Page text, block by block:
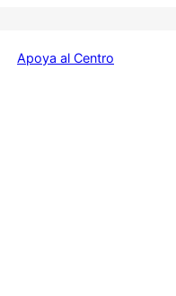
Apoya al Centro